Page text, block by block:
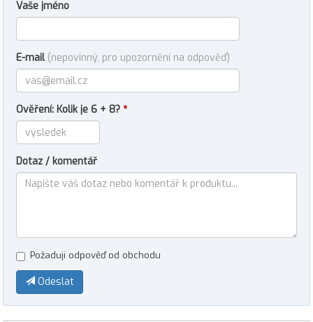
Vaše jméno
E-mail (nepovinný, pro upozornění na odpověď)
Ověření: Kolik je 6 + 8? *
Dotaz / komentář
Požaduji odpověď od obchodu
Odeslat